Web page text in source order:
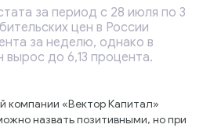
за период с 28 июля по 3
цен в России
за неделю, однако в
до 6,13 процента.
компании «Вектор Капитал»
назвать позитивными, но при